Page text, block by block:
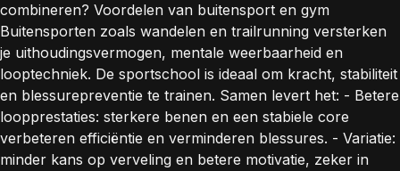
combineren? Voordelen van buitensport en gym
Buitensporten zoals wandelen en trailrunning versterken
je uithoudingsvermogen, mentale weerbaarheid en
looptechniek. De sportschool is ideaal om kracht, stabiliteit
en blessurepreventie te trainen. Samen levert het: - Betere
loopprestaties: sterkere benen en een stabiele core
verbeteren efficiëntie en verminderen blessures. - Variatie:
minder kans op verveling en betere motivatie, zeker in